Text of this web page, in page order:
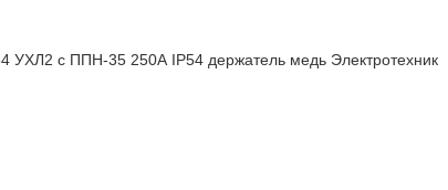
УХЛ2 с ППН-35 250А IP54 держатель медь Электротехник